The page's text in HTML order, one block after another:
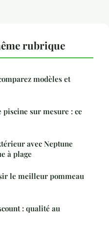
rubrique
modèles et
sur mesure : ce
avec Neptune
à plage
le meilleur pommeau
: qualité au